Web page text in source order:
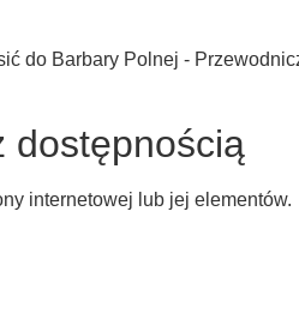
do Barbary Polnej -
dostępnością
internetowej lub jej elementów.